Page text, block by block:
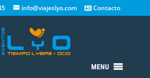
info@viajeslyo.com Contacto
MENU